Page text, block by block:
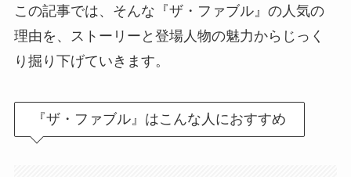
この記事では、そんな『ザ・ファブル』の人気の
理由を、ストーリーと登場人物の魅力からじっく
り掘り下げていきます。
『ザ・ファブル』はこんな人におすすめ